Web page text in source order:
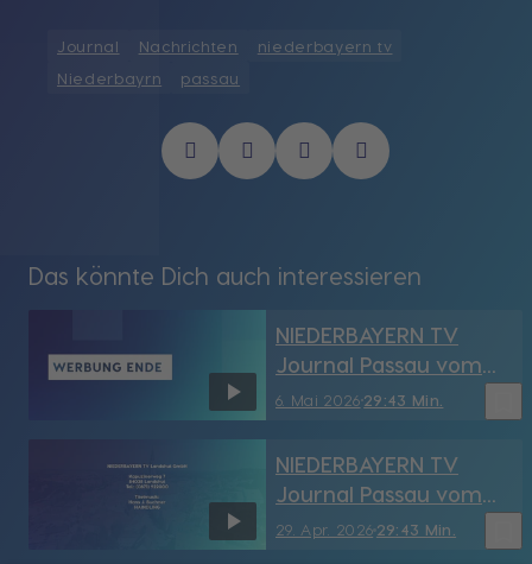
Journal Nachrichten
niederbayern tv
Niederbayrn
passau
Das könnte Dich auch interessieren
6. Mai 2026 29:43 Min.
NIEDERBAYERN TV
Journal Passau vom
6.05.2026
29. Apr. 202629:43 Min.
NIEDERBAYERN TV
Journal Passau vom
29.04.2026